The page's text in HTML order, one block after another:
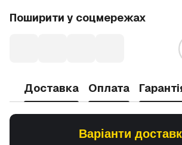
Поширити у соцмережах
Доставка Оплата
Варіанти